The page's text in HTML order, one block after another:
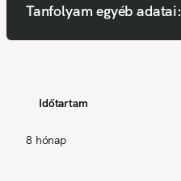
Tanfolyam egyéb adatai:
Időtartam
8 hónap